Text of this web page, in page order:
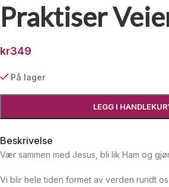
Praktiser
kr349
På lager
LEGG I
Beskrivelse
Vær sammen med Jesus, bli lik Ham og
Vi blir hele tiden formet av verden rundt